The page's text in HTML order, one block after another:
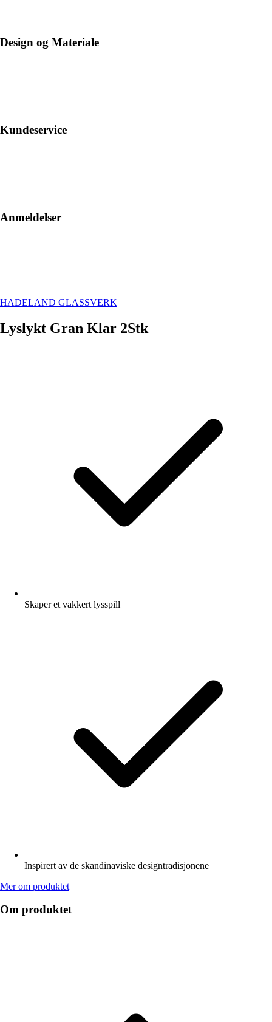
Design og Materiale
Kundeservice
Anmeldelser
HADELAND GLASSVERK
Lyslykt Gran Klar 2Stk
Skaper et vakkert lysspill
Inspirert av de skandinaviske designtradisjonene
Mer om produktet
Om produktet